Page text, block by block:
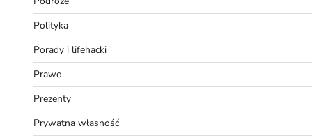
Polityka
Porady i lifehacki
Prawo
Prezenty
Prywatna własność